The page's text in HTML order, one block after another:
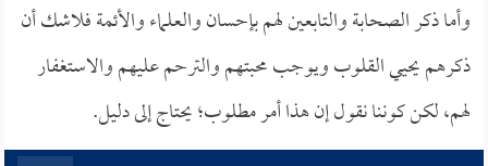
وأما ذكر الصحابة والتابعين لهم بإحسان والعلماء والأئمة فلاشك أن
ذكرهم يحيي القلوب ويوجب محبتهم والترحم عليهم والاستغفار
لهم، لكن كوننا نقول إن هذا أمر مطلوب؛ يحتاج إلى دليل.